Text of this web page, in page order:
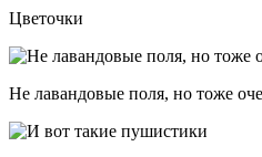
Цветочки
Не лавандовые поля, но тоже